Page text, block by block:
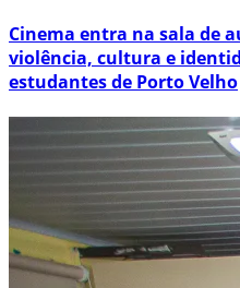
Cinema entra na sala de
violência, cultura e
estudantes de Porto Velho